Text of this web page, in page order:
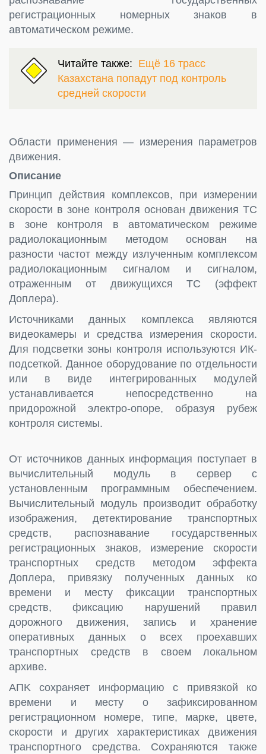
регистрационных номерных знаков в
автоматическом режиме.
Читайте также: Ещё 16 трасс
Казахстана попадут под контроль
средней скорости
Области применения — измерения параметров
движения.
Описание
Принцип действия комплексов, при измерении
скорости в зоне контроля основан движения TC
в зоне контроля в автоматическом режиме
радиолокационным методом основан на
разности частот между излученным комплексом
радиолокационным сигналом и сигналом,
отраженным от движущихся TC (эффект
Доплера).
Источниками данных комплекса являются
видеокамеры и средства измерения скорости.
Для подсветки зоны контроля используются ИК-
подсеткой. Данное оборудование по отдельности
или в виде интегрированных модулей
устанавливается непосредственно на
придорожной электро-опоре, образуя рубеж
контроля системы.
От источников данных информация поступает в
вычислительный модуль в сервер с
установленным программным обеспечением.
Вычислительный модуль производит обработку
изображения, детектирование транспортных
средств, распознавание государственных
регистрационных знаков, измерение скорости
транспортных средств методом эффекта
Доплера, привязку полученных данных ко
времени и месту фиксации транспортных
средств, фиксацию нарушений правил
дорожного движения, запись и хранение
оперативных данных о всех проехавших
транспортных средств в своем локальном
архиве.
AПK сохраняет информацию с привязкой ко
времени и месту о зафиксированном
регистрационном номере, типе, марке, цвете,
скорости и других характеристиках движения
транспортного средства. Сохраняются также